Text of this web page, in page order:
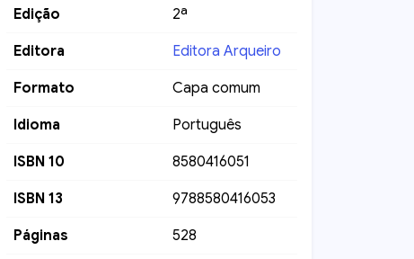
Edição 2ª
Editora Editora Arqueiro
Formato Capa comum
Idioma Português
ISBN 10 8580416051
ISBN 13 9788580416053
Páginas 528